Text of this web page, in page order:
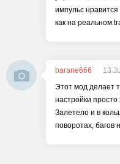
импульс нравится
как на
barane666
13
Этот мод делает
настройки
Залетело и в
поворотах, багов